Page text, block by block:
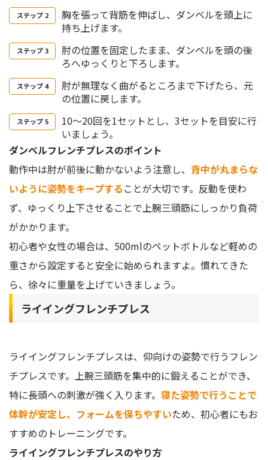
胸を張って背筋を伸ばし、ダンベルを頭上に
持ち上げます。
肘の位置を固定したまま、ダンベルを頭の後
ろへゆっくりと下ろします。
肘が無理なく曲がるところまで下げたら、元
の位置に戻します。
10〜20回を1セットとし、3セットを目安に行
いましょう。
ダンベルフレンチプレスのポイント
動作中は肘が前後に動かないよう注意し、 背中が丸まらな
いように姿勢をキープする ことが大切です。反動を使わ
ず、ゆっくり上下させることで上腕三頭筋にしっかり負荷
がかかります。
初心者や女性の場合は、500mlのペットボトルなど軽めの
重さから設定すると安全に始められますよ。慣れてきた
ら、徐々に重量を上げていきましょう。
ライイングフレンチプレス
ライイングフレンチプレスは、仰向けの姿勢で行うフレン
チプレスです。上腕三頭筋を集中的に鍛えることができ、
特に長頭への刺激が強く入ります。 寝た姿勢で行うことで
体幹が安定し、フォームを保ちやすいため、初心者にもお
すすめのトレーニングです。
ライイングフレンチプレスのやり方